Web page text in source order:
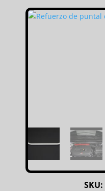
SKU: